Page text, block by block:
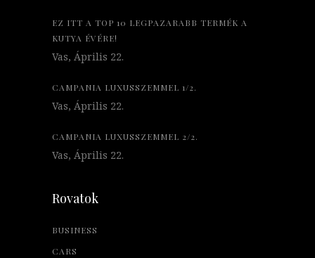
EZ ITT A TOP 10 LEGPAZARABB TERMÉK A
KUTYA ÉVÉRE!
Vas, Április 22.
CAMPANIA LUXUSSZEMMEL 1/2.
Vas, Április 22.
CAMPANIA LUXUSSZEMMEL 2/2.
Vas, Április 22.
Rovatok
BUSINESS
CARS